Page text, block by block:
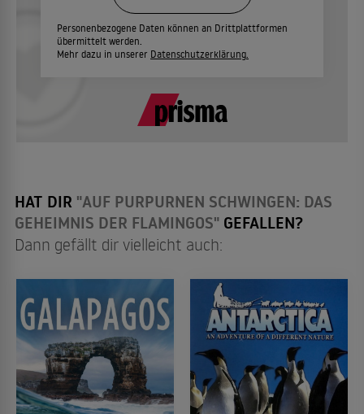
Personenbezogene Daten können an Drittplattformen
übermittelt werden.
Mehr dazu in unserer Datenschutzerklärung.
HAT DIR "AUF PURPURNEN SCHWINGEN: DAS
GEHEIMNIS DER FLAMINGOS" GEFALLEN?
Dann gefällt dir vielleicht auch: